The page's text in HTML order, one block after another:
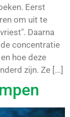
Eerst
om uit te
Daarna
concentratie
hoe deze
zijn. Ze [...]